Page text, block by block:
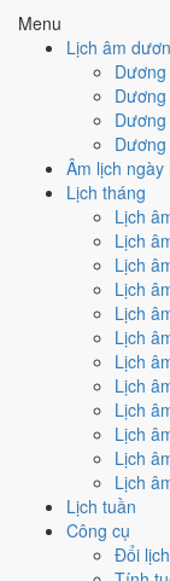
Menu
Lịch âm
Âm lịch ngày
Lịch tháng
Lịch
Lịch
Lịch
Lịch
Lịch
Lịch
Lịch
Lịch
Lịch
Lịch
Lịch
Lịch
Lịch tuần
Công cụ
Đổi
4/10 Trung bình
Ký hợp đồng -
Ngày
Cách tính
Động thổ -
4 /10Trung bình
Động thổ - khởi
Ngày
Cách tính
Nhập trạch
Trung bình
Nhập trạch -
nhờ hợp Ngày
giảm điểm.
Cách tính
Mua xe -
Trung bình
Mua xe - tậu
Ngày Hoàng
Cách tính
Xuất hành -